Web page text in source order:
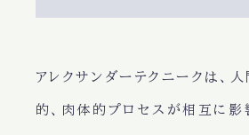
アレクサンダーテクニークは、
的、肉体的プロセスが相互に影